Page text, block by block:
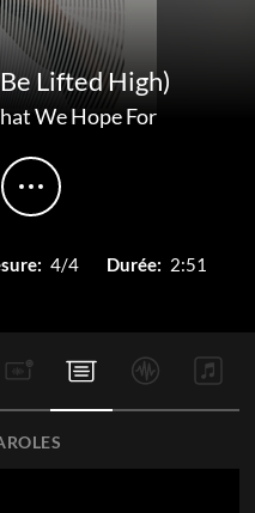
Lifted High)
We Hope For
4/4 Durée: 2:51